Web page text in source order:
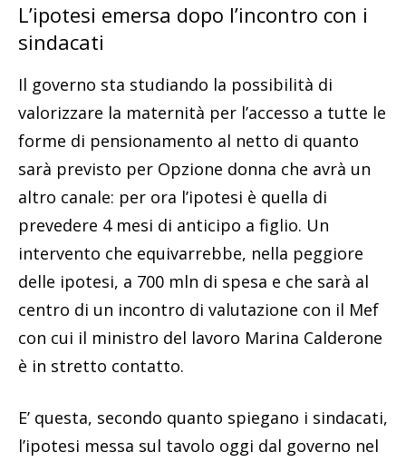
L’ipotesi emersa dopo l’incontro con i
sindacati
Il governo sta studiando la possibilità di
valorizzare la maternità per l’accesso a tutte le
forme di pensionamento al netto di quanto
sarà previsto per Opzione donna che avrà un
altro canale: per ora l’ipotesi è quella di
prevedere 4 mesi di anticipo a figlio. Un
intervento che equivarrebbe, nella peggiore
delle ipotesi, a 700 mln di spesa e che sarà al
centro di un incontro di valutazione con il Mef
con cui il ministro del lavoro Marina Calderone
è in stretto contatto.
E’ questa, secondo quanto spiegano i sindacati,
l’ipotesi messa sul tavolo oggi dal governo nel